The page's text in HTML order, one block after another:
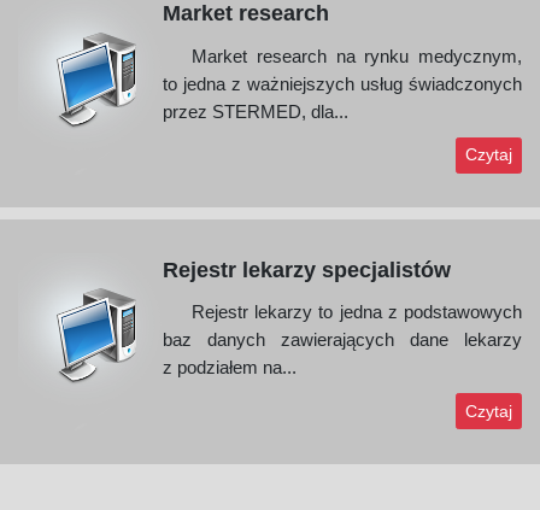
Market research
Market research na rynku medycznym,
to jedna z ważniejszych usług świadczonych
przez STERMED, dla...
Czytaj
Rejestr lekarzy specjalistów
Rejestr lekarzy to jedna z podstawowych
baz danych zawierających dane lekarzy
z podziałem na...
Czytaj